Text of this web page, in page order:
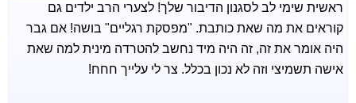
ראשית שימי לב לסגנון הדיבור שלך! לצערי הרב ילדים גם
קוראים את מה שאת כותבת. "מפסקת רגליים" בושה! אם גבר
היה אומר את זה, זה היה מיד נחשב להטרדה מינית למה שאת
אישה תשמיצי וזה לא נכון בכלל. צר לי עלייך חחח!